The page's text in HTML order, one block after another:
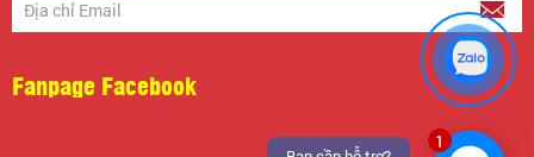
1
Fanpage Facebook